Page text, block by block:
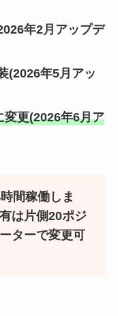
年2月アップデ
(2026年5月アッ
変更(2026年6月ア
間稼働しま
は片側20ポジ
ターで変更可